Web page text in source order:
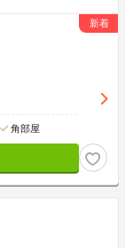
角部屋